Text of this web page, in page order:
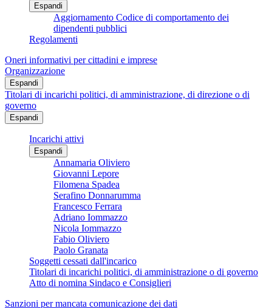
Espandi
Aggiornamento Codice di comportamento dei
dipendenti pubblici
Regolamenti
Oneri informativi per cittadini e imprese
Organizzazione
Espandi
Titolari di incarichi politici, di amministrazione, di direzione o di
governo
Espandi
Incarichi attivi
Espandi
Annamaria Oliviero
Giovanni Lepore
Filomena Spadea
Serafino Donnarumma
Francesco Ferrara
Adriano Iommazzo
Nicola Iommazzo
Fabio Oliviero
Paolo Granata
Soggetti cessati dall'incarico
Titolari di incarichi politici, di amministrazione o di governo
Atto di nomina Sindaco e Consiglieri
Sanzioni per mancata comunicazione dei dati